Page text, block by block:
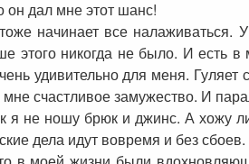
дал мне этот шанс!
начинает все налаживаться.
этого никогда не было. И есть
удивительно для меня.
мне счастливое замужество. И
я не ношу брюк и джинс. А хожу
дела идут вовремя и без сбоев.